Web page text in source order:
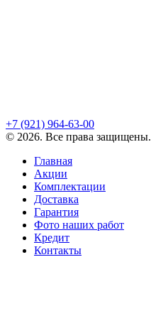
+7 (921) 964-63-00
© 2026. Все права защищены.
Главная
Акции
Комплектации
Доставка
Гарантия
Фото наших работ
Кредит
Контакты